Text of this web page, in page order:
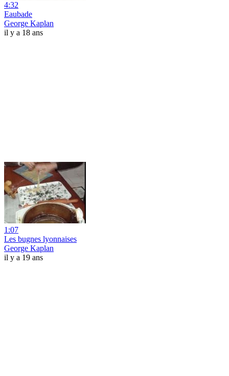
4:32
Eaubade
George Kaplan
il y a 18 ans
1:07
Les bugnes lyonnaises
George Kaplan
il y a 19 ans